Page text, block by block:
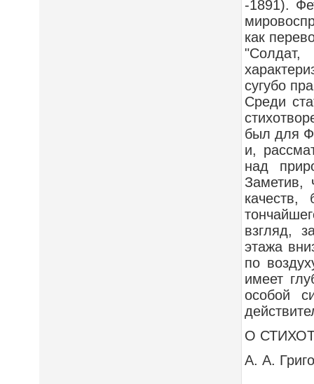
-1891).
как
"Солдат,
сугубо
Среди
был для
и,
над
Заметив,
качеств,
взгляд,
этажа
по
имеет
особой
О
А. А.